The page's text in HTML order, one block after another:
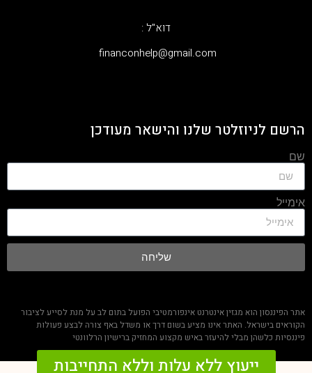
ייעוץ ללא עלות וללא התחייבות
דוא"ל :
‫financonhelp@gmail.com‬
הרשם לניוזלטר שלנו והישאר מעודכן
שם
אימייל
שליחה
אתר הפיננסון הוא מגזין אינטרנט אינפורמטיבי הפועל בתום לב על מנת לסייע לציבור
הקוראים בישראל. האתר אינו מציע בשום דרך או משדל באף צורה לבצע פעולות
פיננסיות כלשהן מבלי להיעזר באיש מקצוע המחזיק ברישיון הרלוונטי